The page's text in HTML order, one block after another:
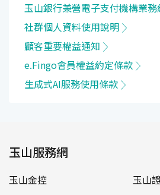
玉山銀行兼營電子支付機構業
社群個人資料使用說明
顧客重要權益通知
e.Fingo會員權益約定條款
生成式AI服務使用條款
玉山服務網
玉山金控
玉山